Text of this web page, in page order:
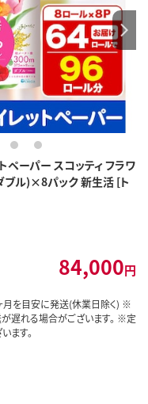
ペーパー スコッティ フラワ
ブル)×8パック 新生活 [ト
6 7
84,000円
月を目安に発送(休業日除く) ※
遅れる場合がございます。 ※定
ます。